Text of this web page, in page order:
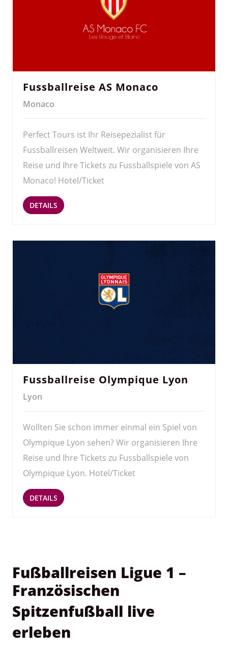
Fussballreise AS Monaco
Monaco
Perfect Tours ist Ihr Reisepezialist für
Fussballreisen Weltweit. Wir organisieren Ihre
Reise und Ihre Tickets zu Fussballspiele von AS
Monaco! Hotel/Ticket
DETAILS
Fussballreise Olympique Lyon
Lyon
Wollten Sie schon immer einmal ein Spiel von
Olympique Lyon sehen? Wir organisieren Ihre
Reise und Ihre Tickets zu Fussballspiele von
Olympique Lyon. Hotel/Ticket
DETAILS
Fußballreisen Ligue 1 –
Französischen
Spitzenfußball live
erleben